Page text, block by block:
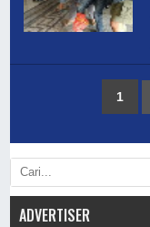
1
ADVERTISER